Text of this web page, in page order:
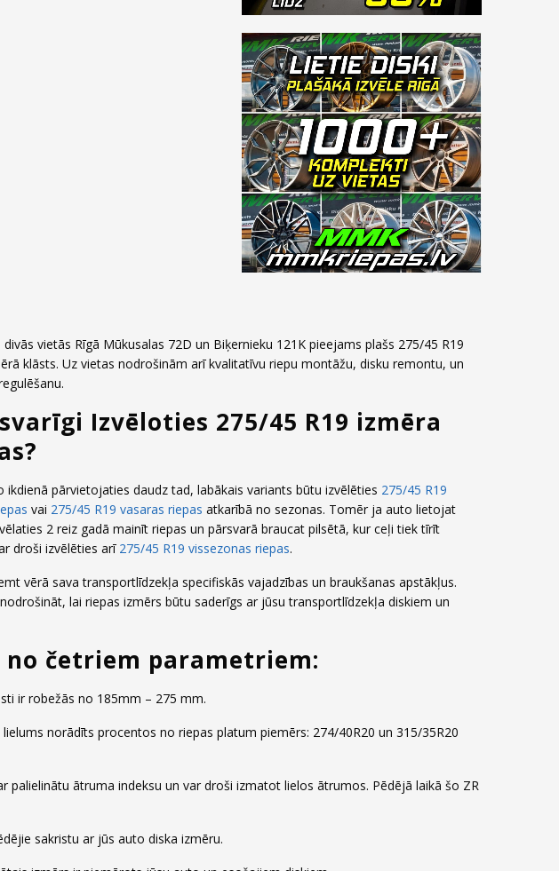
divās vietās Rīgā Mūkusalas 72D un Biķernieku 121K pieejams plašs 275/45 R19
klāsts. Uz vietas nodrošinām arī kvalitatīvu riepu montāžu, disku remontu, un
Izvēloties 275/45 R19 izmēra
ikdienā pārvietojaties daudz tad, labākais variants būtu izvēlēties 275/45 R19
vai 275/45 R19 vasaras riepas atkarībā no sezonas. Tomēr ja auto lietojat
2 reiz gadā mainīt riepas un pārsvarā braucat pilsētā, kur ceļi tiek tīrīt
droši izvēlēties arī 275/45 R19 vissezonas riepas.
vērā sava transportlīdzekļa specifiskās vajadzības un braukšanas apstākļus.
lai riepas izmērs būtu saderīgs ar jūsu transportlīdzekļa diskiem un
no četriem parametriem:
ir robežās no 185mm – 275 mm.
norādīts procentos no riepas platum piemērs: 274/40R20 un 315/35R20
palielinātu ātruma indeksu un var droši izmatot lielos ātrumos. Pēdējā laikā šo ZR
sakristu ar jūs auto diska izmēru.